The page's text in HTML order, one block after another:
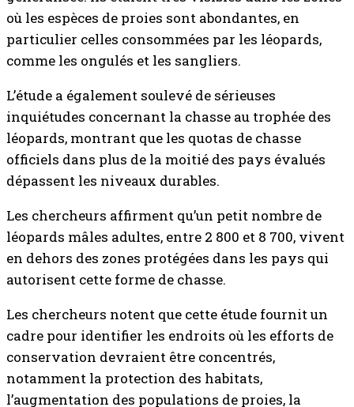
où les espèces de proies sont abondantes, en
particulier celles consommées par les léopards,
comme les ongulés et les sangliers.
L’étude a également soulevé de sérieuses
inquiétudes concernant la chasse au trophée des
léopards, montrant que les quotas de chasse
officiels dans plus de la moitié des pays évalués
dépassent les niveaux durables.
Les chercheurs affirment qu’un petit nombre de
léopards mâles adultes, entre 2 800 et 8 700, vivent
en dehors des zones protégées dans les pays qui
autorisent cette forme de chasse.
Les chercheurs notent que cette étude fournit un
cadre pour identifier les endroits où les efforts de
conservation devraient être concentrés,
notamment la protection des habitats,
l’augmentation des populations de proies, la